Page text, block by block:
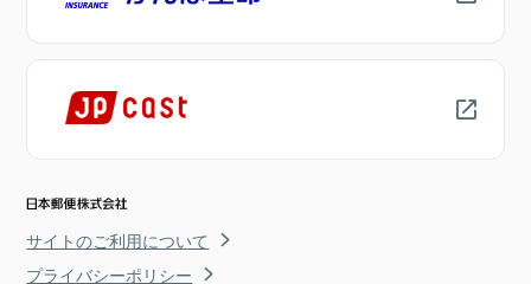
サイトのご利用について
プライバシーポリシー